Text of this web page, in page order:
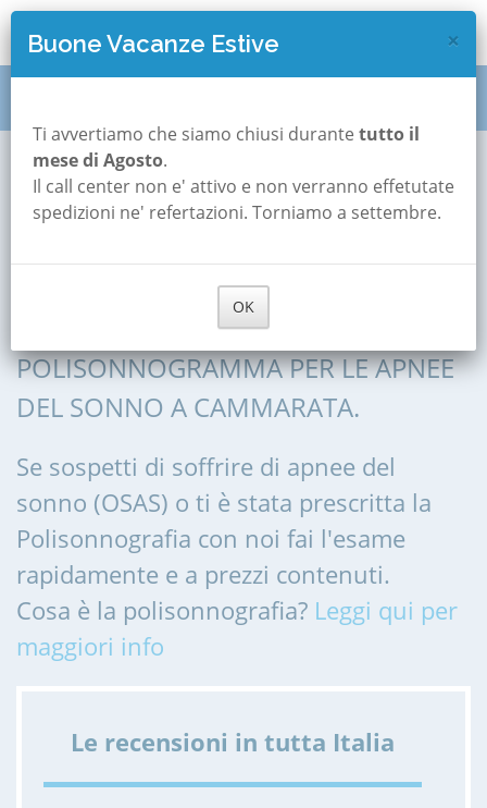
Polisonnografia a
Cammarata
POLISONNOGRAFIA, POLIGRAFIA,
POLISONNOGRAMMA PER LE APNEE
DEL SONNO A CAMMARATA.
Se sospetti di soffrire di apnee del
sonno (OSAS) o ti è stata prescritta la
Polisonnografia con noi fai l'esame
rapidamente e a prezzi contenuti.
Cosa è la polisonnografia? Leggi qui per
maggiori info
Le recensioni in tutta Italia
×
Buone Vacanze Estive
Ti avvertiamo che siamo chiusi durante tutto il
mese di Agosto.
Il call center non e' attivo e non verranno effetutate
spedizioni ne' refertazioni. Torniamo a settembre.
OK